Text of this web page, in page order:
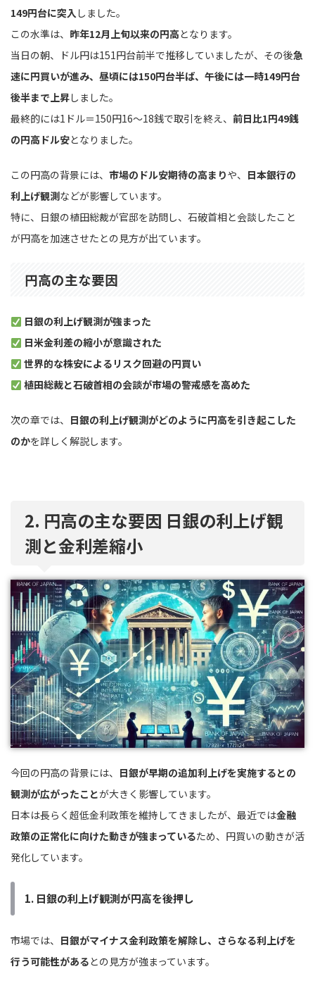
149円台に突入 しました。
この水準は、 昨年12月上旬以来の円高となります。
当日の朝、ドル円は151円台前半で推移していましたが、その後急
速に円買いが進み、昼頃には150円台半ば、午後には一時149円台
後半まで上昇しました。
最終的には1ドル＝150円16〜18銭で取引を終え、 前日比1円49銭
の円高ドル安となりました。
この円高の背景には、 市場のドル安期待の高まりや、 日本銀行の
利上げ観測などが影響しています。
特に、日銀の植田総裁が官邸を訪問し、石破首相と会談したこと
が円高を加速させたとの見方が出ています。
円高の主な要因
日銀の利上げ観測が強まった
日米金利差の縮小が意識された
世界的な株安によるリスク回避の円買い
植田総裁と石破首相の会談が市場の警戒感を高めた
次の章では、 日銀の利上げ観測がどのように円高を引き起こした
のかを詳しく解説します。
2. 円高の主な要因 日銀の利上げ観
測と金利差縮小
今回の円高の背景には、 日銀が早期の追加利上げを実施するとの
観測が広がったことが大きく影響しています。
日本は長らく超低金利政策を維持してきましたが、最近では金融
政策の正常化に向けた動きが強まっているため、円買いの動きが活
発化しています。
1. 日銀の利上げ観測が円高を後押し
市場では、 日銀がマイナス金利政策を解除し、さらなる利上げを
行う可能性があるとの見方が強まっています。